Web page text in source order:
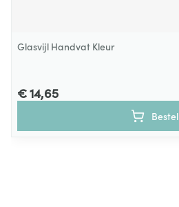
Glasvijl Handvat Kleur
€ 14,65
Bestel